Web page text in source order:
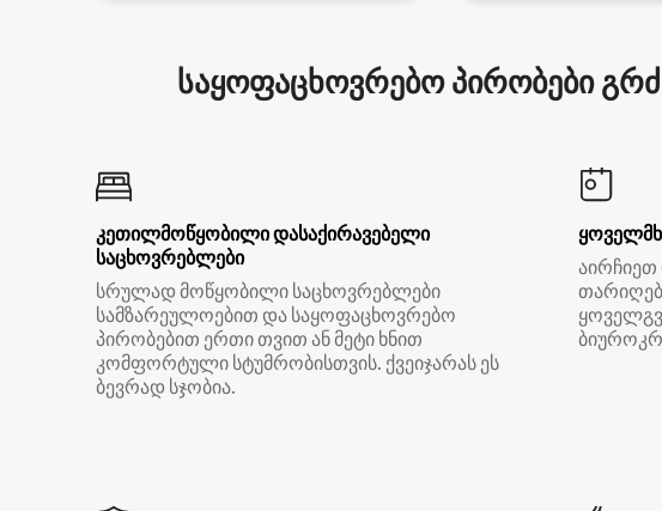
საყოფაცხოვრებო პირობები
კეთილმოწყობილი დასაქირავებელი
საცხოვრებლები
სრულად მოწყობილი საცხოვრებლები
სამზარეულოებით და საყოფაცხოვრებო
პირობებით ერთი თვით ან მეტი ხნით
კომფორტული სტუმრობისთვის. ქვეიჯარას ეს
ბევრად სჯობია.
აირჩიეთ